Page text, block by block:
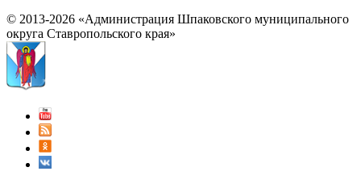
© 2013-2026 «Администрация Шпаковского муниципального
округа Ставропольского края»